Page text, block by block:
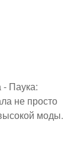
Паука:
не просто
моды.